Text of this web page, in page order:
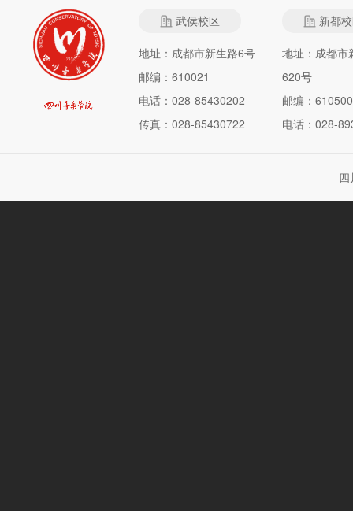
武侯校区
地址：成都市新生路6号
邮编：610021
电话：028-85430202
传真：028-85430722
新都
地址：成都市
620号
邮编：610500
电话：028-